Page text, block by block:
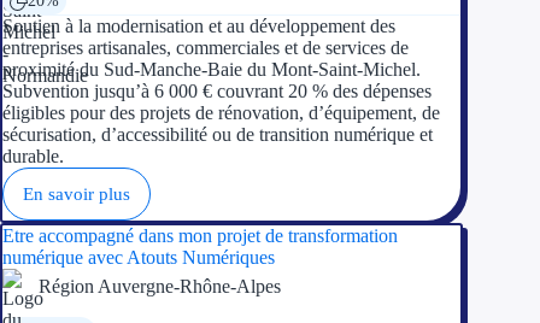
Prêts publics
Prêt
Soutien à la modernisation et au développement des
entreprises artisanales, commerciales et de services de
proximité du Sud-Manche-Baie du Mont-Saint-Michel.
Subvention jusqu’à 6 000 € couvrant 20 % des dépenses
éligibles pour des projets de rénovation, d’équipement, de
sécurisation, d’accessibilité ou de transition numérique et
durable.
En savoir plus
Etre accompagné dans mon projet de transformation
numérique avec Atouts Numériques
Région Auvergne-Rhône-Alpes